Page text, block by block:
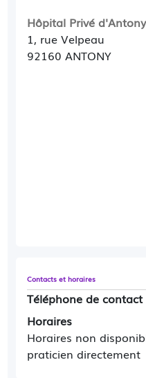
Hôpital Privé d'Antony
1, rue Velpeau
92160 ANTONY
Contacts et horaires
Téléphone de contact
Horaires
Horaires non
praticien directement